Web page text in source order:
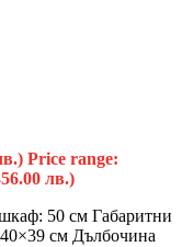
Price range:
лв.)
50 см Габаритни
см Дълбочина